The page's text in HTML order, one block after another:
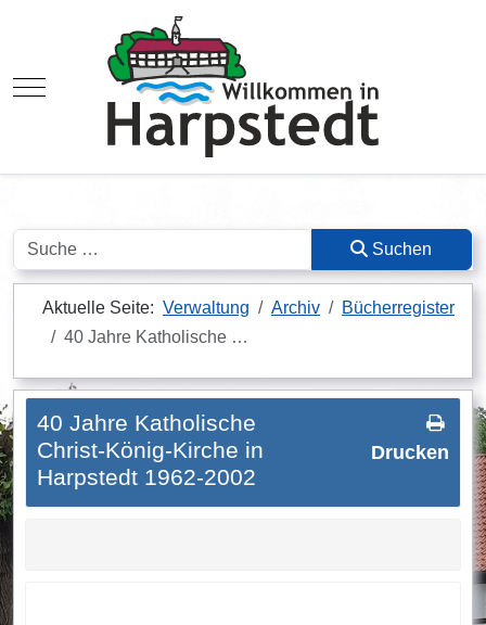
Mobile Menu Toggle
Suchen Suchen
Aktuelle Seite: Verwaltung Archiv
Bücherregister
40 Jahre Katholische …
Drucken
40 Jahre Katholische
Christ-König-Kirche in
Harpstedt 1962-2002